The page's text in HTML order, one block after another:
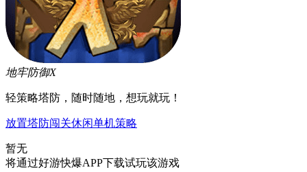
地牢防御X
轻策略塔防，随时随地，想玩就玩！
放置塔防闯关休闲单机策略
暂无
将通过好游快爆APP下载试玩该游戏